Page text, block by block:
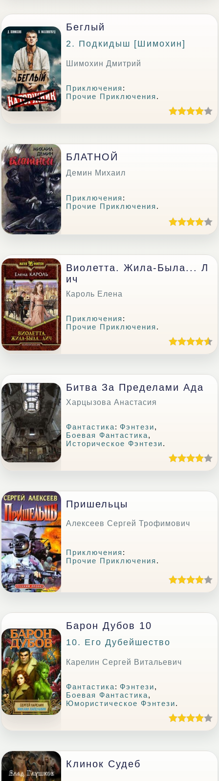
Беглый
2. Подкидыш [Шимохин]
Шимохин Дмитрий
Приключения :
Прочие Приключения .
БЛАТНОЙ
Демин Михаил
Приключения :
Прочие Приключения .
Виолетта. Жила-Была... Л
Ич
Кароль Елена
Приключения :
Прочие Приключения .
Битва За Пределами Ада
Харцызова Анастасия
Фантастика: Фэнтези,
Боевая Фантастика,
Историческое Фэнтези.
Пришельцы
Алексеев Сергей Трофимович
Приключения :
Прочие Приключения .
Барон Дубов 10
10. Его Дубейшество
Карелин Сергей Витальевич
Фантастика: Фэнтези,
Боевая Фантастика,
Юмористическое Фэнтези.
Клинок Судеб